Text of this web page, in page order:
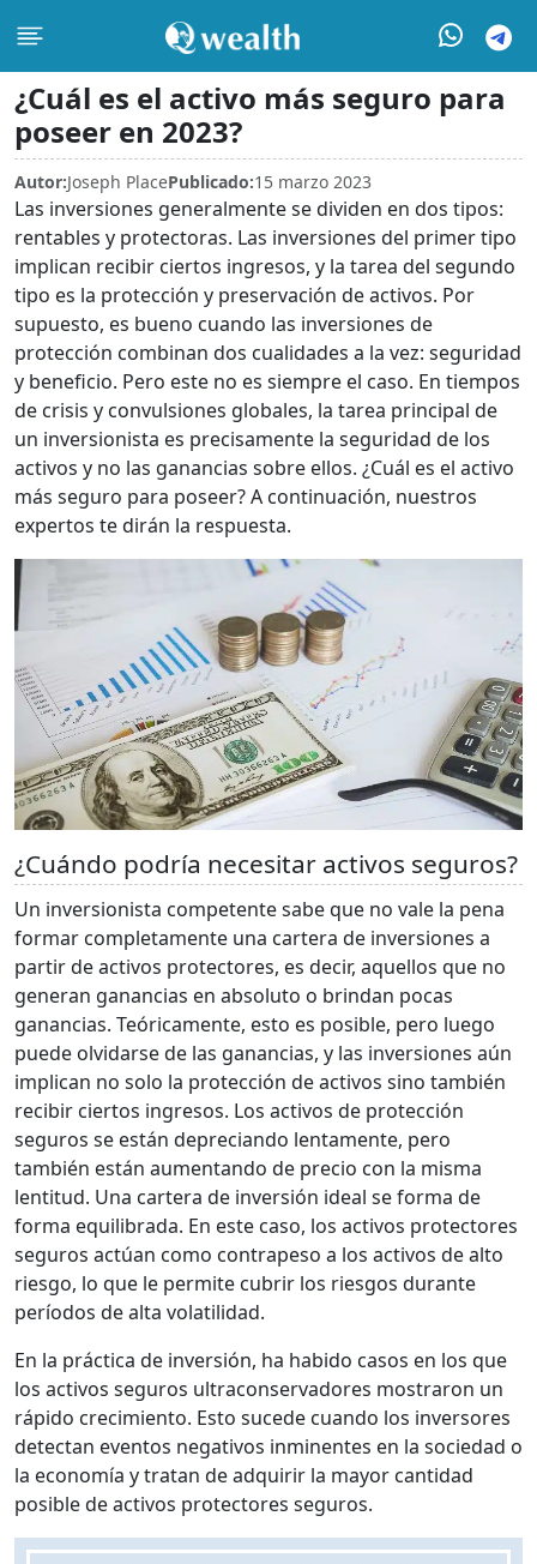
¿Cuál es el activo más seguro para
poseer en 2023?
Autor:Joseph PlacePublicado:15 marzo 2023
Las inversiones generalmente se dividen en dos tipos:
rentables y protectoras. Las inversiones del primer tipo
implican recibir ciertos ingresos, y la tarea del segundo
tipo es la protección y preservación de activos. Por
supuesto, es bueno cuando las inversiones de
protección combinan dos cualidades a la vez: seguridad
y beneficio. Pero este no es siempre el caso. En tiempos
de crisis y convulsiones globales, la tarea principal de
un inversionista es precisamente la seguridad de los
activos y no las ganancias sobre ellos. ¿Cuál es el activo
más seguro para poseer? A continuación, nuestros
expertos te dirán la respuesta.
¿Cuándo podría necesitar activos seguros?
Un inversionista competente sabe que no vale la pena
formar completamente una cartera de inversiones a
partir de activos protectores, es decir, aquellos que no
generan ganancias en absoluto o brindan pocas
ganancias. Teóricamente, esto es posible, pero luego
puede olvidarse de las ganancias, y las inversiones aún
implican no solo la protección de activos sino también
recibir ciertos ingresos. Los activos de protección
seguros se están depreciando lentamente, pero
también están aumentando de precio con la misma
lentitud. Una cartera de inversión ideal se forma de
forma equilibrada. En este caso, los activos protectores
seguros actúan como contrapeso a los activos de alto
riesgo, lo que le permite cubrir los riesgos durante
períodos de alta volatilidad.
En la práctica de inversión, ha habido casos en los que
los activos seguros ultraconservadores mostraron un
rápido crecimiento. Esto sucede cuando los inversores
detectan eventos negativos inminentes en la sociedad o
la economía y tratan de adquirir la mayor cantidad
posible de activos protectores seguros.